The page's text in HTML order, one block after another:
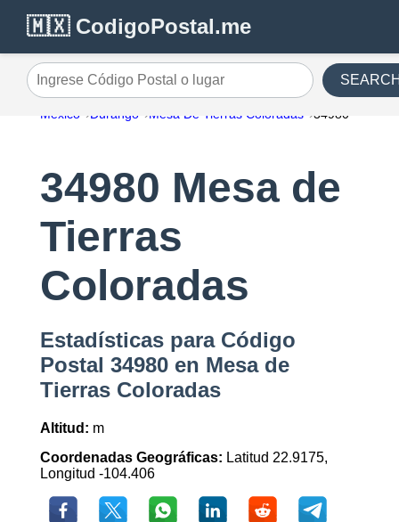
🇲🇽 CodigoPostal.me
Ingrese Código Postal o lugar
México Durango Mesa De Tierras Coloradas 34980
34980 Mesa de
Tierras
Coloradas
Estadísticas para Código
Postal 34980 en Mesa de
Tierras Coloradas
Altitud: m
Coordenadas Geográficas: Latitud 22.9175,
Longitud -104.406